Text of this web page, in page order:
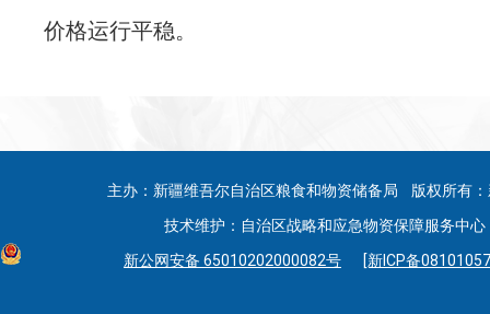
价格运行平稳。
主办：新疆维吾尔自治区粮食和物资储备局 版权所有
技术维护：自治区战略和应急物资保障服务中
新公网安备 65010202000082号
[新ICP备